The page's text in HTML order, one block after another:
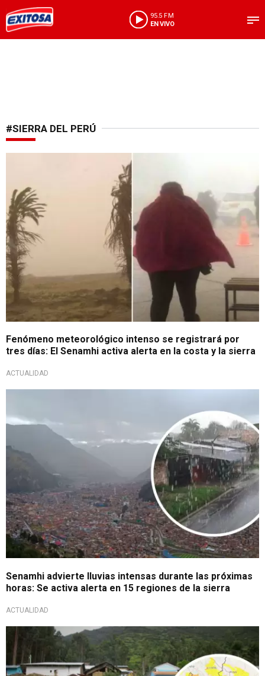
95.5 FM
EN VIVO
#SIERRA DEL PERÚ
Fenómeno meteorológico intenso se registrará por
tres días: El Senamhi activa alerta en la costa y la sierra
ACTUALIDAD
Senamhi advierte lluvias intensas durante las próximas
horas: Se activa alerta en 15 regiones de la sierra
ACTUALIDAD